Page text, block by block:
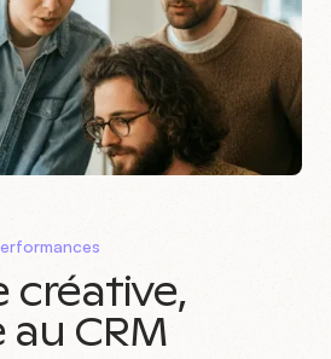
créative,
CRM